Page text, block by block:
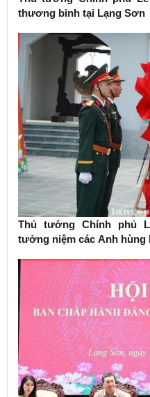
thương binh tại Lạng Sơn
Thủ tướng Chính phủ
tưởng niệm các Anh hùng